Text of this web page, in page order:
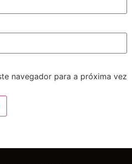
navegador para a próxima vez